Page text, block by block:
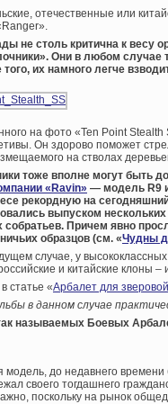
отечественные или
не столь критична к весу
Они в любом случае
того, их намного легче
на фото «Ten Point
Он здорово поможет
на стволах
тоже вполне могут быть
«Ravin» — модель R9
рекордную на
выпуском
собратьев. Причем явно
образцов (см. «Чудны
случае, у
и китайские клоны
статье «Арбалет для
в данном случае
называемых Боевых
модель, до недавнего
своего тогдашнего
поскольку на рынок